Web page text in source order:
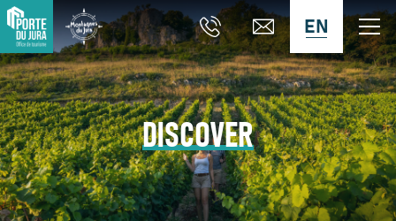
EN
DISCOVER